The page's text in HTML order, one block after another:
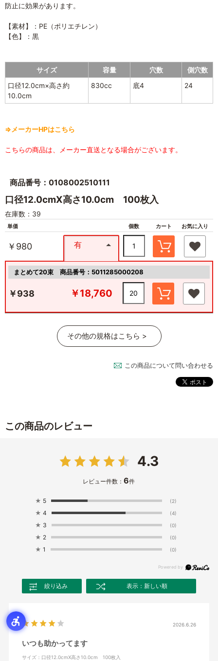
防止に効果があります。
【素材】：PE（ポリエチレン）
【色】：黒
サイズ 容量 穴数
側穴数
口径12.0cm×高さ約
10.0cm
830cc 底4 24
⇒メーカーHPはこちら
こちらの商品は、メーカー直送となる場合がございます。
商品番号：0108002510111
口径12.0cmX高さ10.0cm 100枚入
在庫数：39
単価 個数 カート お気に入り
￥980 有
まとめて20束 商品番号：5011285000208
￥938 ￥18,760
その他の規格はこちら >
この商品について問い合わせる
この商品のレビュー
4.3
レビュー件数：6件
★ 5 (2)
★ 4 (4)
★ 3 (0)
★ 2 (0)
★ 1 (0)
絞り込み 表示：新しい順
2026.6.26
いつも助かってます
サイズ：口径12.0cmX高さ10.0cm 100枚入